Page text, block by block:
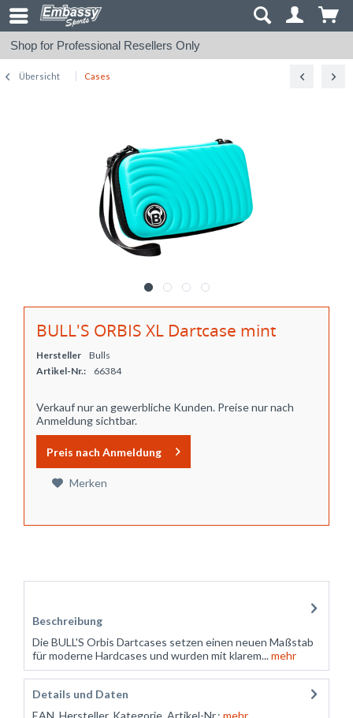
Shop for Professional Resellers Only
Übersicht Cases
BULL'S ORBIS XL Dartcase mint
Hersteller
Bulls
Artikel-Nr.:
66384
Verkauf nur an gewerbliche Kunden. Preise nur nach
Anmeldung sichtbar.
Preis nach Anmeldung
Merken
Beschreibung
Die BULL'S Orbis Dartcases setzen einen neuen Maßstab
für moderne Hardcases und wurden mit klarem...mehr
Details und Daten
EAN, Hersteller, Kategorie, Artikel-Nr.: mehr